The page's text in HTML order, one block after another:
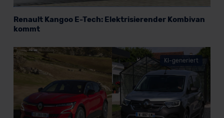
Renault Kangoo E-Tech: Elektrisierender Kombivan
kommt
KI-generiert